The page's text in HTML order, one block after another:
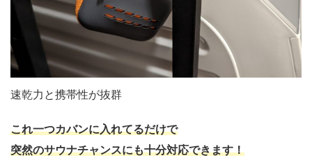
速乾力と携帯性が抜群
これ一つカバンに入れてるだけで
突然のサウナチャンスにも十分対応できます！